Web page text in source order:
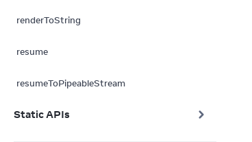
renderToString
resume
resumeToPipeableStream
Static APIs